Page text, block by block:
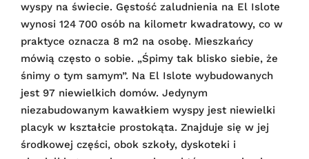
wyspy na świecie. Gęstość zaludnienia na El Islote
wynosi 124 700 osób na kilometr kwadratowy, co w
praktyce oznacza 8 m2 na osobę. Mieszkańcy
mówią często o sobie. „Śpimy tak blisko siebie, że
śnimy o tym samym”. Na El Islote wybudowanych
jest 97 niewielkich domów. Jedynym
niezabudowanym kawałkiem wyspy jest niewielki
placyk w kształcie prostokąta. Znajduje się w jej
środkowej części, obok szkoły, dyskoteki i